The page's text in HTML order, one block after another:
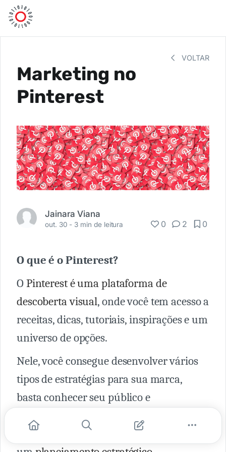
VOLTAR
Marketing no
Pinterest
Jainara Viana
out. 30 - 3 min de leitura 0 2 0
O que é o Pinterest?
OPinterest é uma plataforma de
descoberta visual, onde você tem acesso a
receitas, dicas, tutoriais, inspirações e um
universo de opções.
Nele, você consegue desenvolver vários
tipos de estratégias para sua marca,
basta conhecer seu público e
Tendo em vista isso, é necessário criar